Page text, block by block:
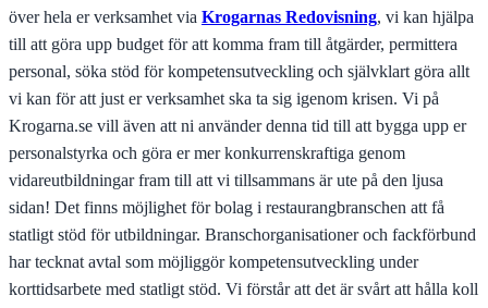
över hela er verksamhet via Krogarnas Redovisning, vi kan hjälpa
till att göra upp budget för att komma fram till åtgärder, permittera
personal, söka stöd för kompetensutveckling och självklart göra allt
vi kan för att just er verksamhet ska ta sig igenom krisen. Vi på
Krogarna.se vill även att ni använder denna tid till att bygga upp er
personalstyrka och göra er mer konkurrenskraftiga genom
vidareutbildningar fram till att vi tillsammans är ute på den ljusa
sidan! Det finns möjlighet för bolag i restaurangbranschen att få
statligt stöd för utbildningar. Branschorganisationer och fackförbund
har tecknat avtal som möjliggör kompetensutveckling under
korttidsarbete med statligt stöd. Vi förstår att det är svårt att hålla koll